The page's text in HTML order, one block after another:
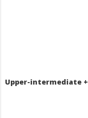
Upper-intermediate +